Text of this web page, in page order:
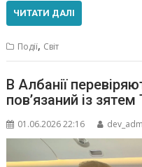
ЧИТАТИ ДАЛІ
Події, Світ
В Албанії
пов’язаний із
01.06.2026 22:16